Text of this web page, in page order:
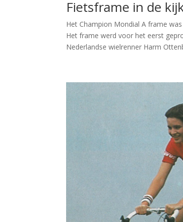
Fietsframe in de
Het Champion Mondial A frame
Het frame werd voor het eerst
Nederlandse wielrenner Harm